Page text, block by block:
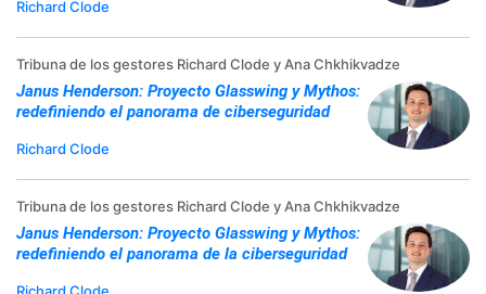
Richard Clode
Tribuna de los gestores Richard Clode y Ana Chkhikvadze
Janus Henderson: Proyecto Glasswing y Mythos:
redefiniendo el panorama de ciberseguridad
Richard Clode
Tribuna de los gestores Richard Clode y Ana Chkhikvadze
Janus Henderson: Proyecto Glasswing y Mythos:
redefiniendo el panorama de la ciberseguridad